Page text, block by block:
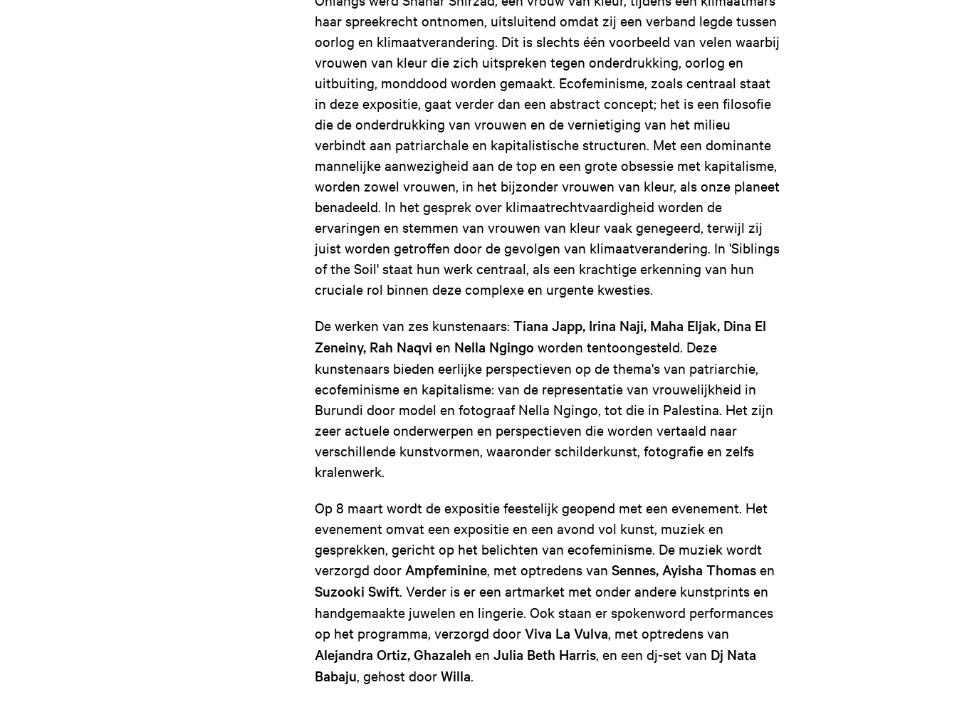
haar spreekrecht ontnomen, uitsluitend omdat zij een verband legde tussen
oorlog en klimaatverandering. Dit is slechts één voorbeeld van velen waarbij
vrouwen van kleur die zich uitspreken tegen onderdrukking, oorlog en
uitbuiting, monddood worden gemaakt. Ecofeminisme, zoals centraal staat
in deze expositie, gaat verder dan een abstract concept; het is een filosofie
die de onderdrukking van vrouwen en de vernietiging van het milieu
verbindt aan patriarchale en kapitalistische structuren. Met een dominante
mannelijke aanwezigheid aan de top en een grote obsessie met kapitalisme,
worden zowel vrouwen, in het bijzonder vrouwen van kleur, als onze planeet
benadeeld. In het gesprek over klimaatrechtvaardigheid worden de
ervaringen en stemmen van vrouwen van kleur vaak genegeerd, terwijl zij
juist worden getroffen door de gevolgen van klimaatverandering. In 'Siblings
of the Soil' staat hun werk centraal, als een krachtige erkenning van hun
cruciale rol binnen deze complexe en urgente kwesties.
De werken van zes kunstenaars: Tiana Japp, Irina Naji, Maha Eljak, Dina El
Zeneiny, Rah Naqvi en Nella Ngingo worden tentoongesteld. Deze
kunstenaars bieden eerlijke perspectieven op de thema's van patriarchie,
ecofeminisme en kapitalisme: van de representatie van vrouwelijkheid in
Burundi door model en fotograaf Nella Ngingo, tot die in Palestina. Het zijn
zeer actuele onderwerpen en perspectieven die worden vertaald naar
verschillende kunstvormen, waaronder schilderkunst, fotografie en zelfs
kralenwerk.
Op 8 maart wordt de expositie feestelijk geopend met een evenement. Het
evenement omvat een expositie en een avond vol kunst, muziek en
gesprekken, gericht op het belichten van ecofeminisme. De muziek wordt
verzorgd door Ampfeminine , met optredens van Sennes, Ayisha Thomas en
Suzooki Swift . Verder is er een artmarket met onder andere kunstprints en
handgemaakte juwelen en lingerie. Ook staan er spokenword performances
op het programma, verzorgd door Viva La Vulva , met optredens van
Alejandra Ortiz, Ghazaleh en Julia Beth Harris , en een dj-set van Dj Nata
Babaju , gehost door Willa